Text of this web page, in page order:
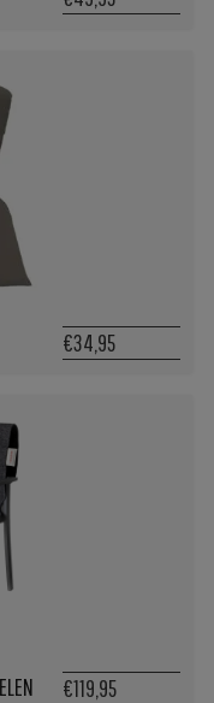
€34,95
€119,95